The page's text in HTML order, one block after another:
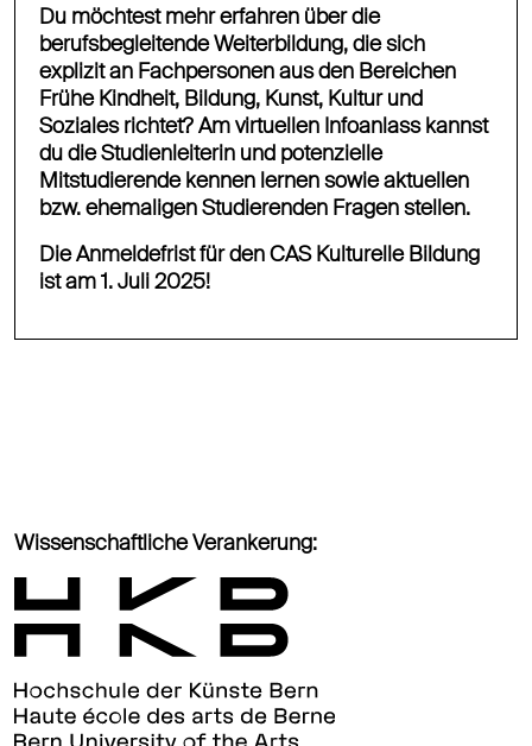
Du möchtest mehr erfahren über die
berufsbegleitende Weiterbildung, die sich
explizit an Fachpersonen aus den Bereichen
Frühe Kindheit, Bildung, Kunst, Kultur und
Soziales richtet? Am virtuellen Infoanlass kannst
du die Studienleiterin und potenzielle
Mitstudierende kennen lernen sowie aktuellen
bzw. ehemaligen Studierenden Fragen stellen.
Die Anmeldefrist für den CAS Kulturelle Bildung
ist am 1. Juli 2025!
Wissenschaftliche Verankerung: